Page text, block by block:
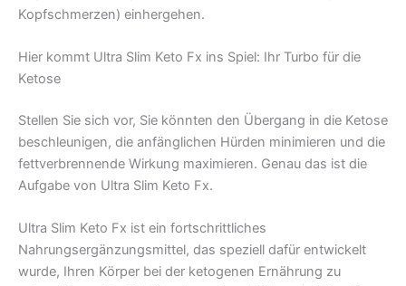
Kopfschmerzen) einhergehen.
Hier kommt Ultra Slim Keto Fx ins Spiel: Ihr Turbo für die
Ketose
Stellen Sie sich vor, Sie könnten den Übergang in die Ketose
beschleunigen, die anfänglichen Hürden minimieren und die
fettverbrennende Wirkung maximieren. Genau das ist die
Aufgabe von Ultra Slim Keto Fx.
Ultra Slim Keto Fx ist ein fortschrittliches
Nahrungsergänzungsmittel, das speziell dafür entwickelt
wurde, Ihren Körper bei der ketogenen Ernährung zu